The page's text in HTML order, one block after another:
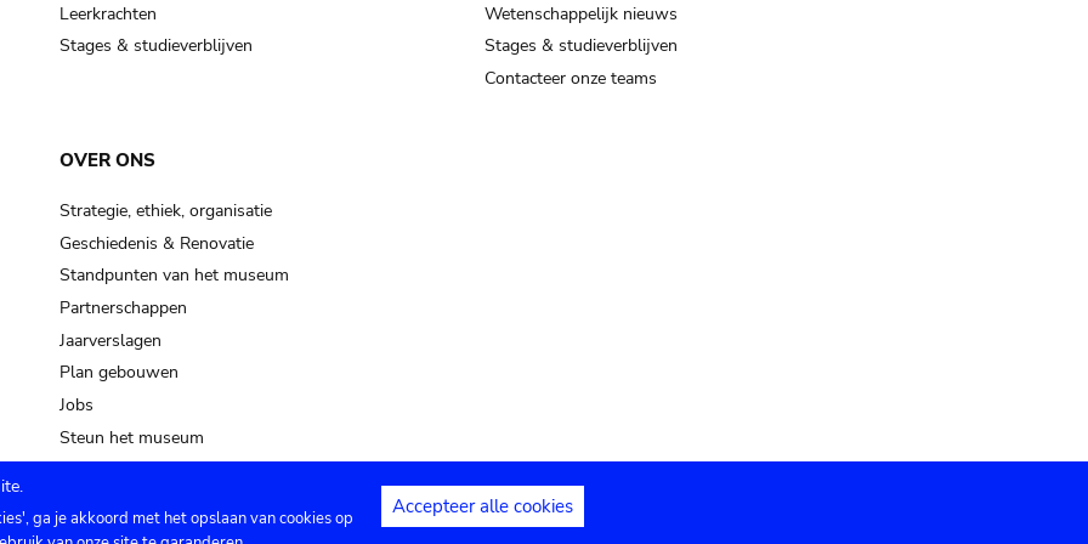
Leerkrachten
Stages & studieverblijven
Wetenschappelijk nieuws
Stages & studieverblijven
Contacteer onze teams
OVER ONS
Strategie, ethiek, organisatie
Geschiedenis & Renovatie
Standpunten van het museum
Partnerschappen
Jaarverslagen
Plan gebouwen
Jobs
Steun het museum
ga je akkoord met het opslaan van cookies op
Accepteer alle cookies